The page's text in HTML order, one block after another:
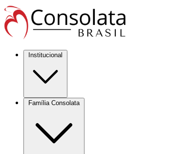
Institucional
Família Consolata